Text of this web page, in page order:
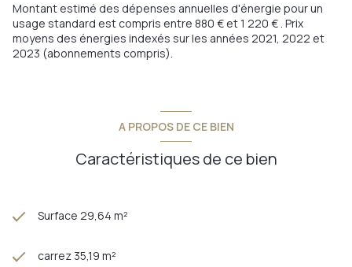
Montant estimé des dépenses annuelles d'énergie pour un
usage standard est compris entre 880 € et 1 220 € . Prix
moyens des énergies indexés sur les années 2021, 2022 et
2023 (abonnements compris).
A PROPOS DE CE BIEN
Caractéristiques de ce bien
Surface 29,64 m²
carrez 35,19 m²